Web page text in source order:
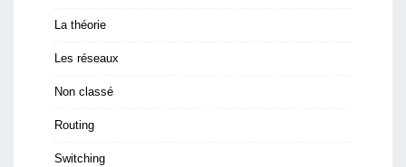
La théorie
Les réseaux
Non classé
Routing
Switching